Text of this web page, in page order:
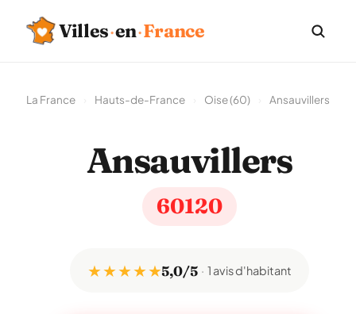
Villes·en·France
La France Hauts-de-France Oise (60) Ansauvillers
Ansauvillers
60120
★ ★ ★ ★ ★5,0/5 1 avis d'habitant